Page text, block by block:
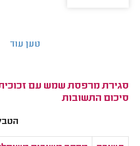
טען עוד
סגירת מרפסת שמש עם
סיכום התשובות